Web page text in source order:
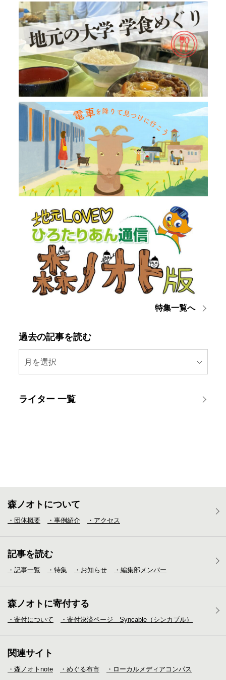
特集一覧へ
過去の記事を読む
月を選択
ライター 一覧
森ノオトについて
・団体概要 ・事例紹介 ・アクセス
記事を読む
・記事一覧 ・特集 ・お知らせ ・編集部メンバー
森ノオトに寄付する
・寄付について ・寄付決済ページ Syncable（シンカブル）
関連サイト
・森ノオトnote ・めぐる布市 ・ローカルメディア コンパス